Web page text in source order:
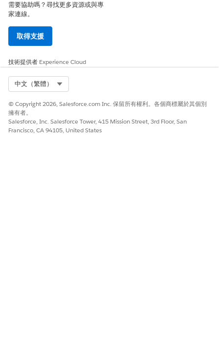
需要協助嗎？尋找更多資源或與專
家連線。
取得支援
技術提供者 Experience Cloud
中文（繁體）
© Copyright 2026, Salesforce.com Inc. 保留所有權利。各個商標屬於其個別
擁有者。
Salesforce, Inc. Salesforce Tower, 415 Mission Street, 3rd Floor, San
Francisco, CA 94105, United States